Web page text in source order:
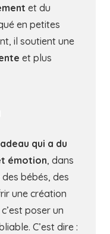
et du
en petites
il soutient une
et plus
qui a du
émotion, dans
bébés, des
une création
poser un
C’est dire :